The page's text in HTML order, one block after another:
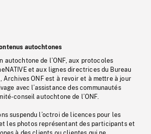
autochtones
autochtone de l’ONF, aux protocoles
et aux lignes directrices du Bureau
Archives ONF est à revoir et à mettre à jour
avec l’assistance des communautés
conseil autochtone de l’ONF.
suspendu l’octroi de licences pour les
les photos représentant des participants et